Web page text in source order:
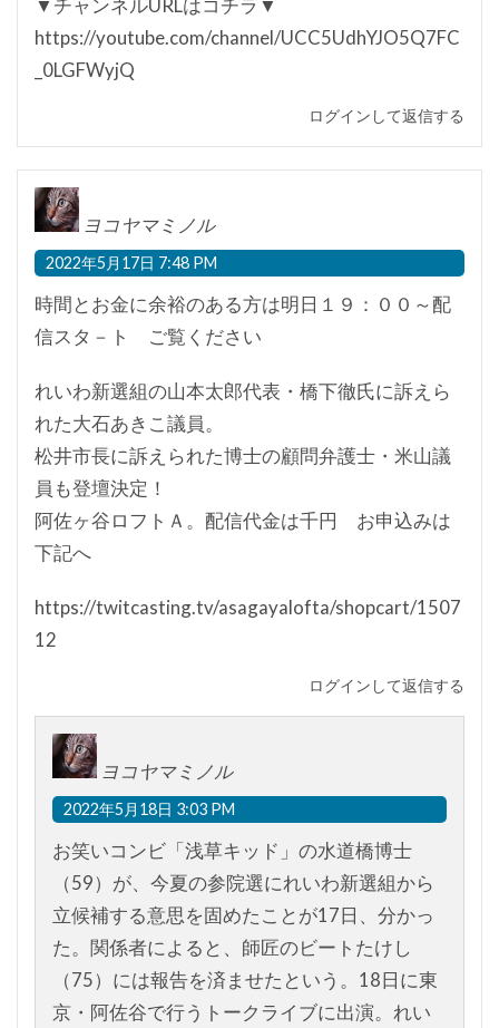
▼チャンネルURLはコチラ▼
https://youtube.com/channel/UCC5UdhYJO5Q7FC
_0LGFWyjQ
ログインして返信する
ヨコヤマミノル
2022年5月17日 7:48 PM
時間とお金に余裕のある方は明日１９：００～配
信スタ－ト ご覧ください
れいわ新選組の山本太郎代表・橋下徹氏に訴えら
れた大石あきこ議員。
松井市長に訴えられた博士の顧問弁護士・米山議
員も登壇決定！
阿佐ヶ谷ロフトＡ。配信代金は千円 お申込みは
下記へ
https://twitcasting.tv/asagayalofta/shopcart/1507
12
ログインして返信する
ヨコヤマミノル
2022年5月18日 3:03 PM
お笑いコンビ「浅草キッド」の水道橋博士
（59）が、今夏の参院選にれいわ新選組から
立候補する意思を固めたことが17日、分かっ
た。関係者によると、師匠のビートたけし
（75）には報告を済ませたという。18日に東
京・阿佐谷で行うトークライブに出演。れい